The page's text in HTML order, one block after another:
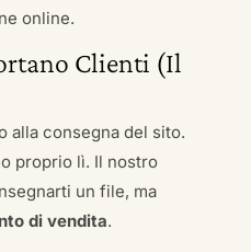
online.
Clienti (Il
alla consegna del sito.
proprio lì. Il nostro
un file, ma
di vendita.